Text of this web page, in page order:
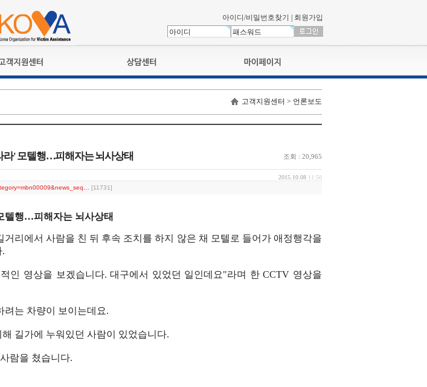
아이디/비밀번호찾기 회원가입
공지사항
상담접수
나의신청내역
교육영상강의실
나의활동내역
나의 연회비
고객지원센터 > 언론보도
라' 모텔행…피해자는 뇌사상태 조회 : 20,965
2015.10.08 11:50
[11731]
텔행…피해자는 뇌사상태
리에서 사람을 친 뒤 후속 조치를 하지 않은 채 모텔로 들어가 애정행각을
.
인 영상을 보겠습니다. 대구에서 있었던 일인데요"라며 한 CCTV 영상을
려는 차량이 보이는데요.
길가에 누워있던 사람이 있었습니다.
람을 쳤습니다.